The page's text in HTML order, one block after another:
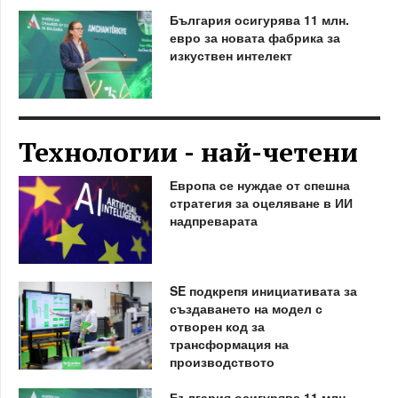
България осигурява 11 млн.
евро за новата фабрика за
изкуствен интелект
Технологии - най-четени
Европа се нуждае от спешна
стратегия за оцеляване в ИИ
надпреварата
SE подкрепя инициативата за
създаването на модел с
отворен код за
трансформация на
производството